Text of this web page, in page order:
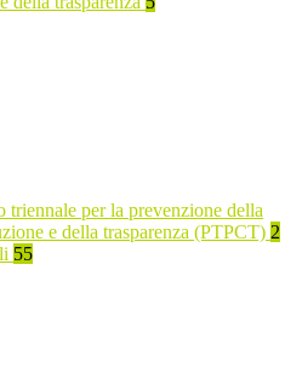
triennale per la prevenzione della
e della trasparenza (PTPCT) 2
55